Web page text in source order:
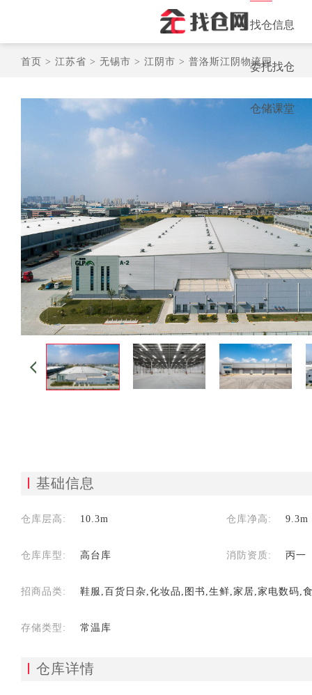
找仓信息
委托找仓
仓储课堂
首页 > 江苏省 > 无锡市 > 江阴市 > 普洛斯江阴物流园
基础信息
仓库层高: 10.3m 仓库净高: 9.3m
仓库库型: 高台库 消防资质: 丙一
招商品类: 鞋服,百货日杂,化妆品,图书,生鲜,家居,家电数码,
存储类型: 常温库
仓库详情